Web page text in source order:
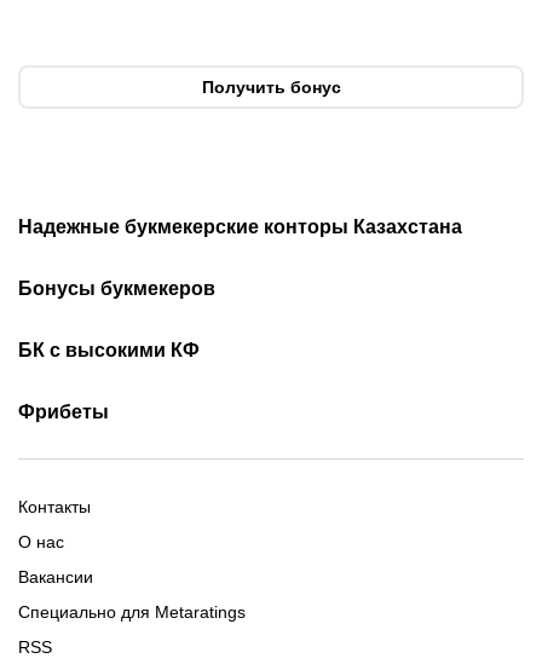
Получить бонус
Надежные букмекерские конторы Казахстана
Бонусы букмекеров
За установку приложения
БК с высокими КФ
Фрибеты
Старым игрокам
Фрибет на День Рождения
Контакты
О нас
Вакансии
Специально для Metaratings
RSS